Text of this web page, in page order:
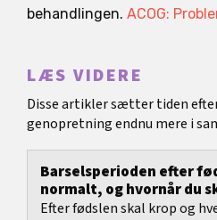
behandlingen. ACOG:
LÆS VIDERE
Disse artikler sætter tiden
genopretning endnu mere i
Barselsperioden efter
normalt, og hvornår du
Efter fødslen skal krop og